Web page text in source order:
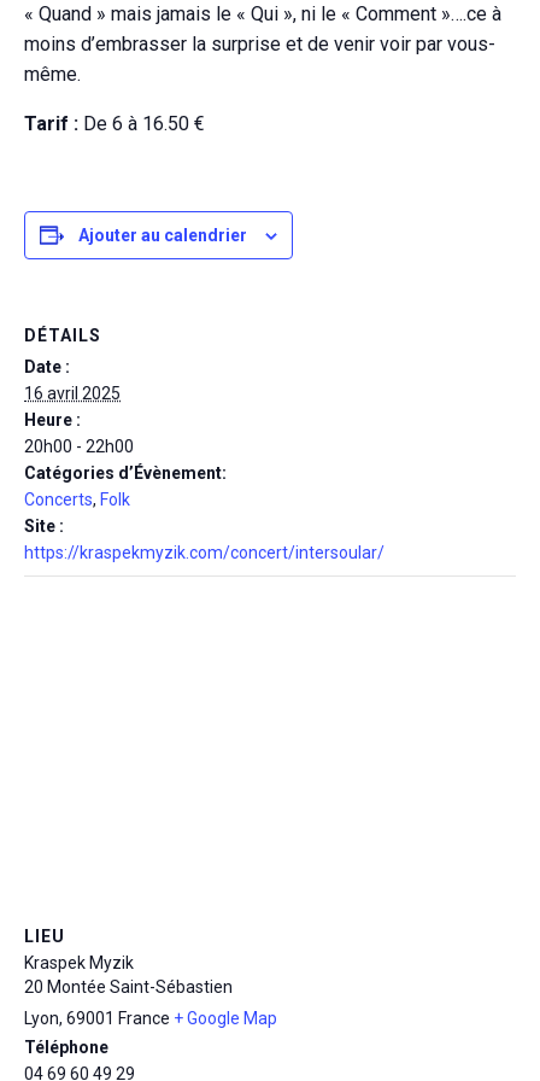
« Quand » mais jamais le « Qui », ni le « Comment »….ce à
moins d’embrasser la surprise et de venir voir par vous-
même.
Tarif : De 6 à 16.50 €
Ajouter au calendrier
DÉTAILS
Date :
16 avril 2025
Heure :
20h00 - 22h00
Catégories d’Évènement:
Concerts, Folk
Site :
https://kraspekmyzik.com/concert/intersoular/
LIEU
Kraspek Myzik
20 Montée Saint-Sébastien
Lyon, 69001 France + Google Map
Téléphone
04 69 60 49 29